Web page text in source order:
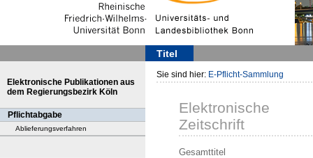
Titel
Elektronische Publikationen aus
dem Regierungsbezirk Köln
Pflichtabgabe
Ablieferungsverfahren
Sie sind hier: E-Pflicht-Sammlung
Elektronische
Zeitschrift
Gesamttitel